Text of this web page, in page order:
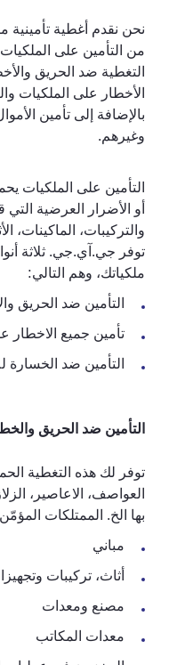
نحن نقدم أغطية
من التأمين على
التغطية ضد الحريق
الأخطار على الملكيات
بالإضافة إلى تأمين
وغيرهم.
التأمين على الملكيات
أو الأضرار العرضية التي
والتركيبات، الماكينات،
توفر جي.آي.جي. ثلاثة
ملكياتك، وهم التالي:
التأمين ضد الحريق
تأمين جميع الاخطار
التأمين ضد الخسارة
التأمين ضد الحريق
توفر لك هذه التغطية
العواصف، الاعاصير،
بها الخ. الممتلكات
مباني
أثاث، تركيبات
مصنع ومعدات
معدات المكاتب